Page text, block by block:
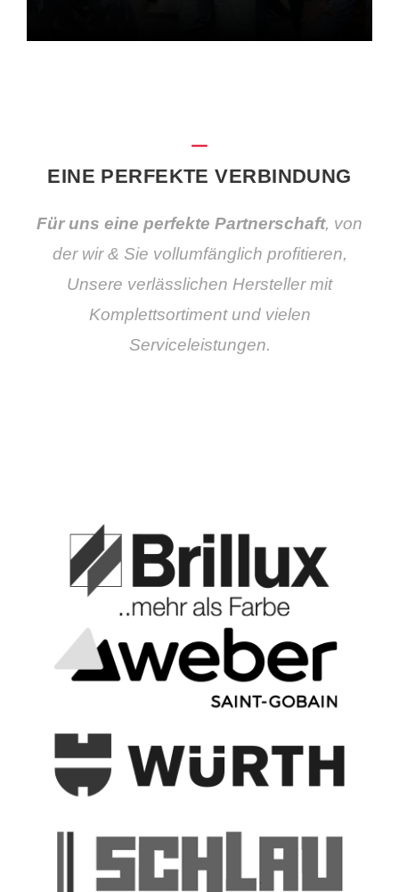
EINE PERFEKTE VERBINDUNG
Für uns eine perfekte Partnerschaft, von
der wir & Sie vollumfänglich profitieren,
Unsere verlässlichen Hersteller mit
Komplettsortiment und vielen
Serviceleistungen.